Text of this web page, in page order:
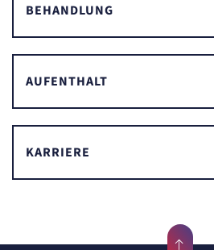
BEHANDLUNG
AUFENTHALT
KARRIERE